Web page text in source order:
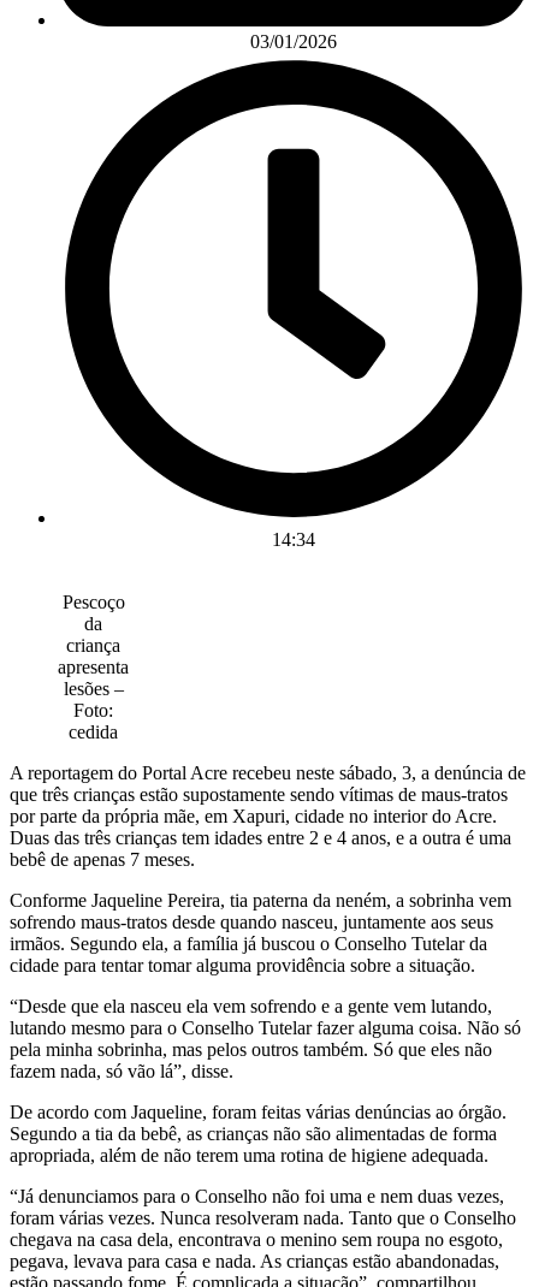
03/01/2026
14:34
Pescoço
da
criança
apresenta
lesões –
Foto:
cedida
A reportagem do Portal Acre recebeu neste sábado, 3, a denúncia de
que três crianças estão supostamente sendo vítimas de maus-tratos
por parte da própria mãe, em Xapuri, cidade no interior do Acre.
Duas das três crianças tem idades entre 2 e 4 anos, e a outra é uma
bebê de apenas 7 meses.
Conforme Jaqueline Pereira, tia paterna da neném, a sobrinha vem
sofrendo maus-tratos desde quando nasceu, juntamente aos seus
irmãos. Segundo ela, a família já buscou o Conselho Tutelar da
cidade para tentar tomar alguma providência sobre a situação.
“Desde que ela nasceu ela vem sofrendo e a gente vem lutando,
lutando mesmo para o Conselho Tutelar fazer alguma coisa. Não só
pela minha sobrinha, mas pelos outros também. Só que eles não
fazem nada, só vão lá”, disse.
De acordo com Jaqueline, foram feitas várias denúncias ao órgão.
Segundo a tia da bebê, as crianças não são alimentadas de forma
apropriada, além de não terem uma rotina de higiene adequada.
“Já denunciamos para o Conselho não foi uma e nem duas vezes,
foram várias vezes. Nunca resolveram nada. Tanto que o Conselho
chegava na casa dela, encontrava o menino sem roupa no esgoto,
pegava, levava para casa e nada. As crianças estão abandonadas,
estão passando fome. É complicada a situação”, compartilhou.